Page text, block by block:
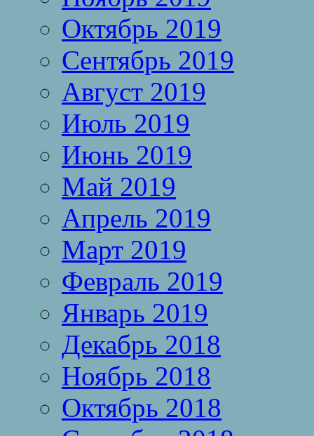
Октябрь 2019
Сентябрь 2019
Август 2019
Июль 2019
Июнь 2019
Май 2019
Апрель 2019
Март 2019
Февраль 2019
Январь 2019
Декабрь 2018
Ноябрь 2018
Октябрь 2018